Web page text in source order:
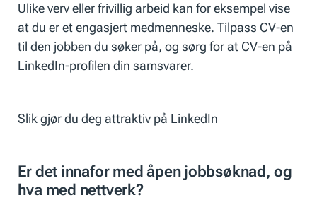
Ulike verv eller frivillig arbeid kan for eksempel vise
at du er et engasjert medmenneske. Tilpass CV-en
til den jobben du søker på, og sørg for at CV-en på
LinkedIn-profilen din samsvarer.
Slik gjør du deg attraktiv på LinkedIn
Er det innafor med åpen jobbsøknad, og
hva med nettverk?